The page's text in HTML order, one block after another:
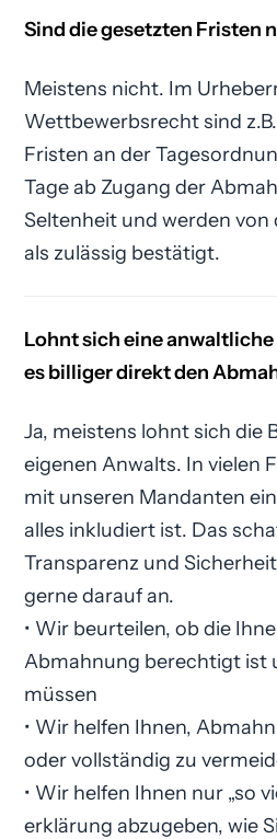
Sind die gesetzten Fristen
Meistens nicht. Im
Wettbewerbsrecht sind
Fristen an der
Tage ab Zugang der
Seltenheit und werden
als zulässig bestätigt.
Lohnt sich eine
es billiger direkt den
Ja, meistens lohnt sich die
eigenen Anwalts. In vielen
mit unseren Mandanten
alles inkludiert ist. Das
Transparenz und
gerne darauf an.
• Wir beurteilen, ob die
Abmahnung berechtigt ist
müssen
• Wir helfen Ihnen,
oder vollständig zu
• Wir helfen Ihnen nur „so
erklärung abzugeben, wie